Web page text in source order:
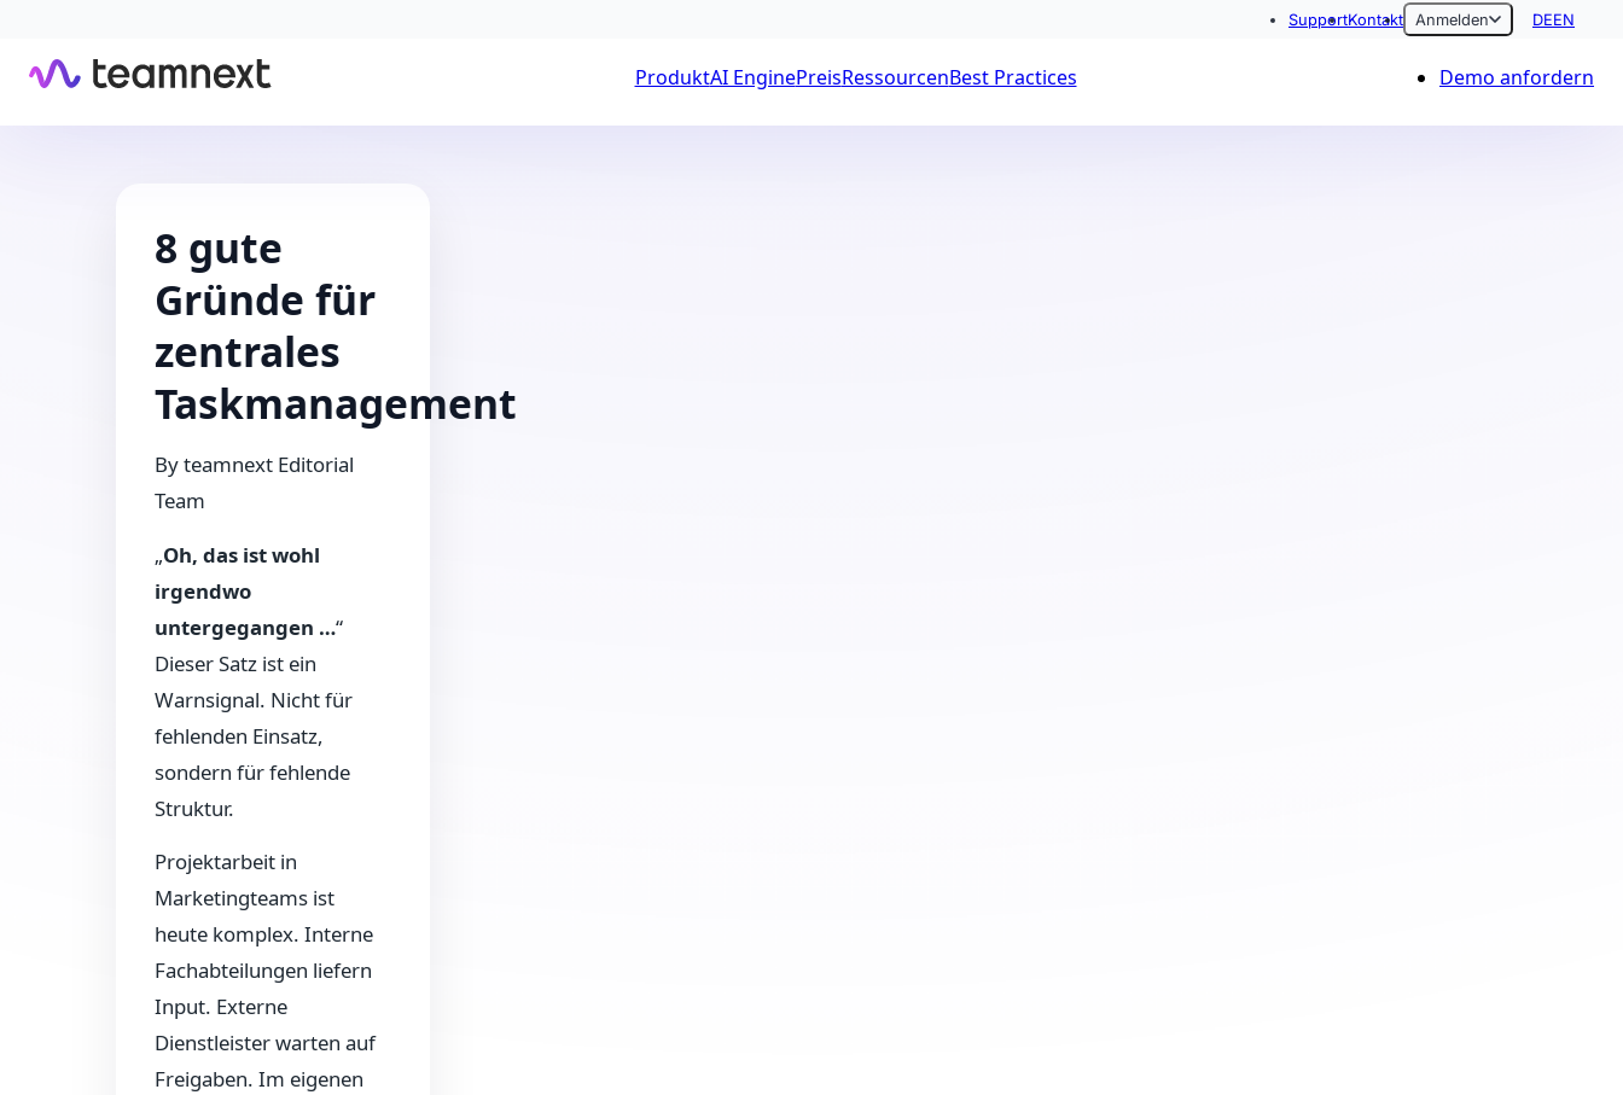
SupportKontakt Anmelden DEEN
ProduktAI EnginePreisRessourcenBest Practices Demo anfordern
8 gute
Gründe für
zentrales
Taskmanagement
Byteamnext Editorial
Team
„Oh, das ist wohl
irgendwo
untergegangen …“
Dieser Satz ist ein
Warnsignal. Nicht für
fehlenden Einsatz,
sondern für fehlende
Struktur.
Projektarbeit in
Marketingteams ist
heute komplex. Interne
Fachabteilungen liefern
Input. Externe
Dienstleister warten auf
Freigaben. Im eigenen